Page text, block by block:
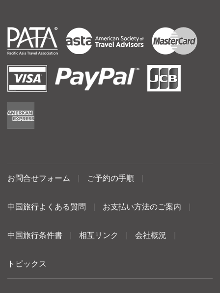
お問合せフォーム ご予約の手順
中国旅行よくある質問 お支払い方法のご案内
中国旅行条件書 相互リンク 会社概況
トピックス